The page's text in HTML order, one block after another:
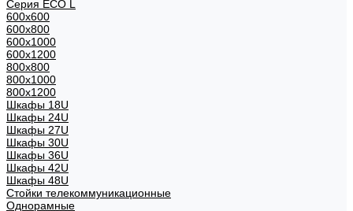
Серия ECO L
600x600
600x800
600х1000
600х1200
800x800
800х1000
800х1200
Шкафы 18U
Шкафы 24U
Шкафы 27U
Шкафы 30U
Шкафы 36U
Шкафы 42U
Шкафы 48U
Стойки телекоммуникационные
Однорамные